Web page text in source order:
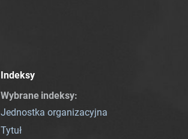
Indeksy
Wybrane indeksy:
Jednostka organizacyjna
Tytuł